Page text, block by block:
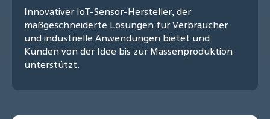
Innovativer IoT-Sensor-Hersteller, der
maßgeschneiderte Lösungen für Verbraucher
und industrielle Anwendungen bietet und
Kunden von der Idee bis zur Massenproduktion
unterstützt.